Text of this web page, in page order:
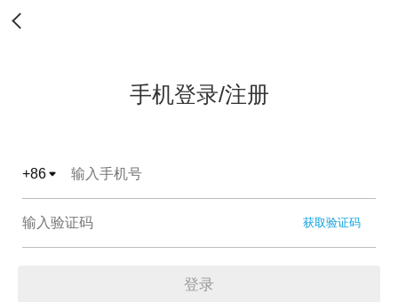
手机登录/注册
+86
获取验证码
登录